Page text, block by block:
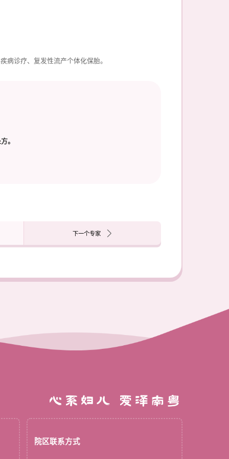
病诊疗、复发性流产个体化保胎。
。
下一个专家
心系妇儿 爱泽南粤
院区联系方式